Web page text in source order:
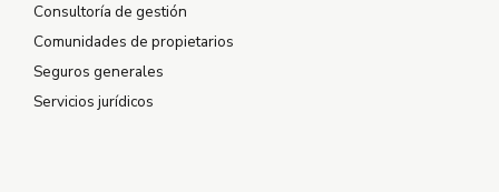
Consultoría de gestión
Comunidades de propietarios
Seguros generales
Servicios jurídicos